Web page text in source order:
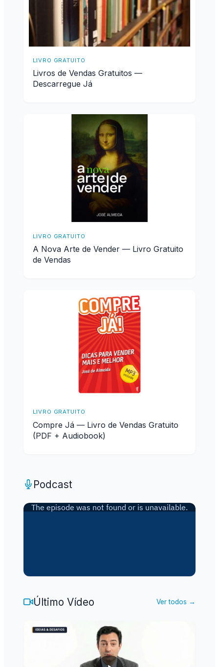
LIVRO GRATUITO
Livros de Vendas Gratuitos —
Descarregue Já
LIVRO GRATUITO
A Nova Arte de Vender — Livro Gratuito
de Vendas
LIVRO GRATUITO
Compre Já — Livro de Vendas Gratuito
(PDF + Audiobook)
Podcast
Último Vídeo Ver todos →